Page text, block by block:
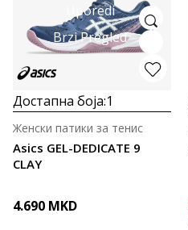
Uporedi
Brzi Pregled
Достапна боја:1
Asics GEL-DEDICATE 9
CLAY
Женски патики за тенис
4.690 MKD